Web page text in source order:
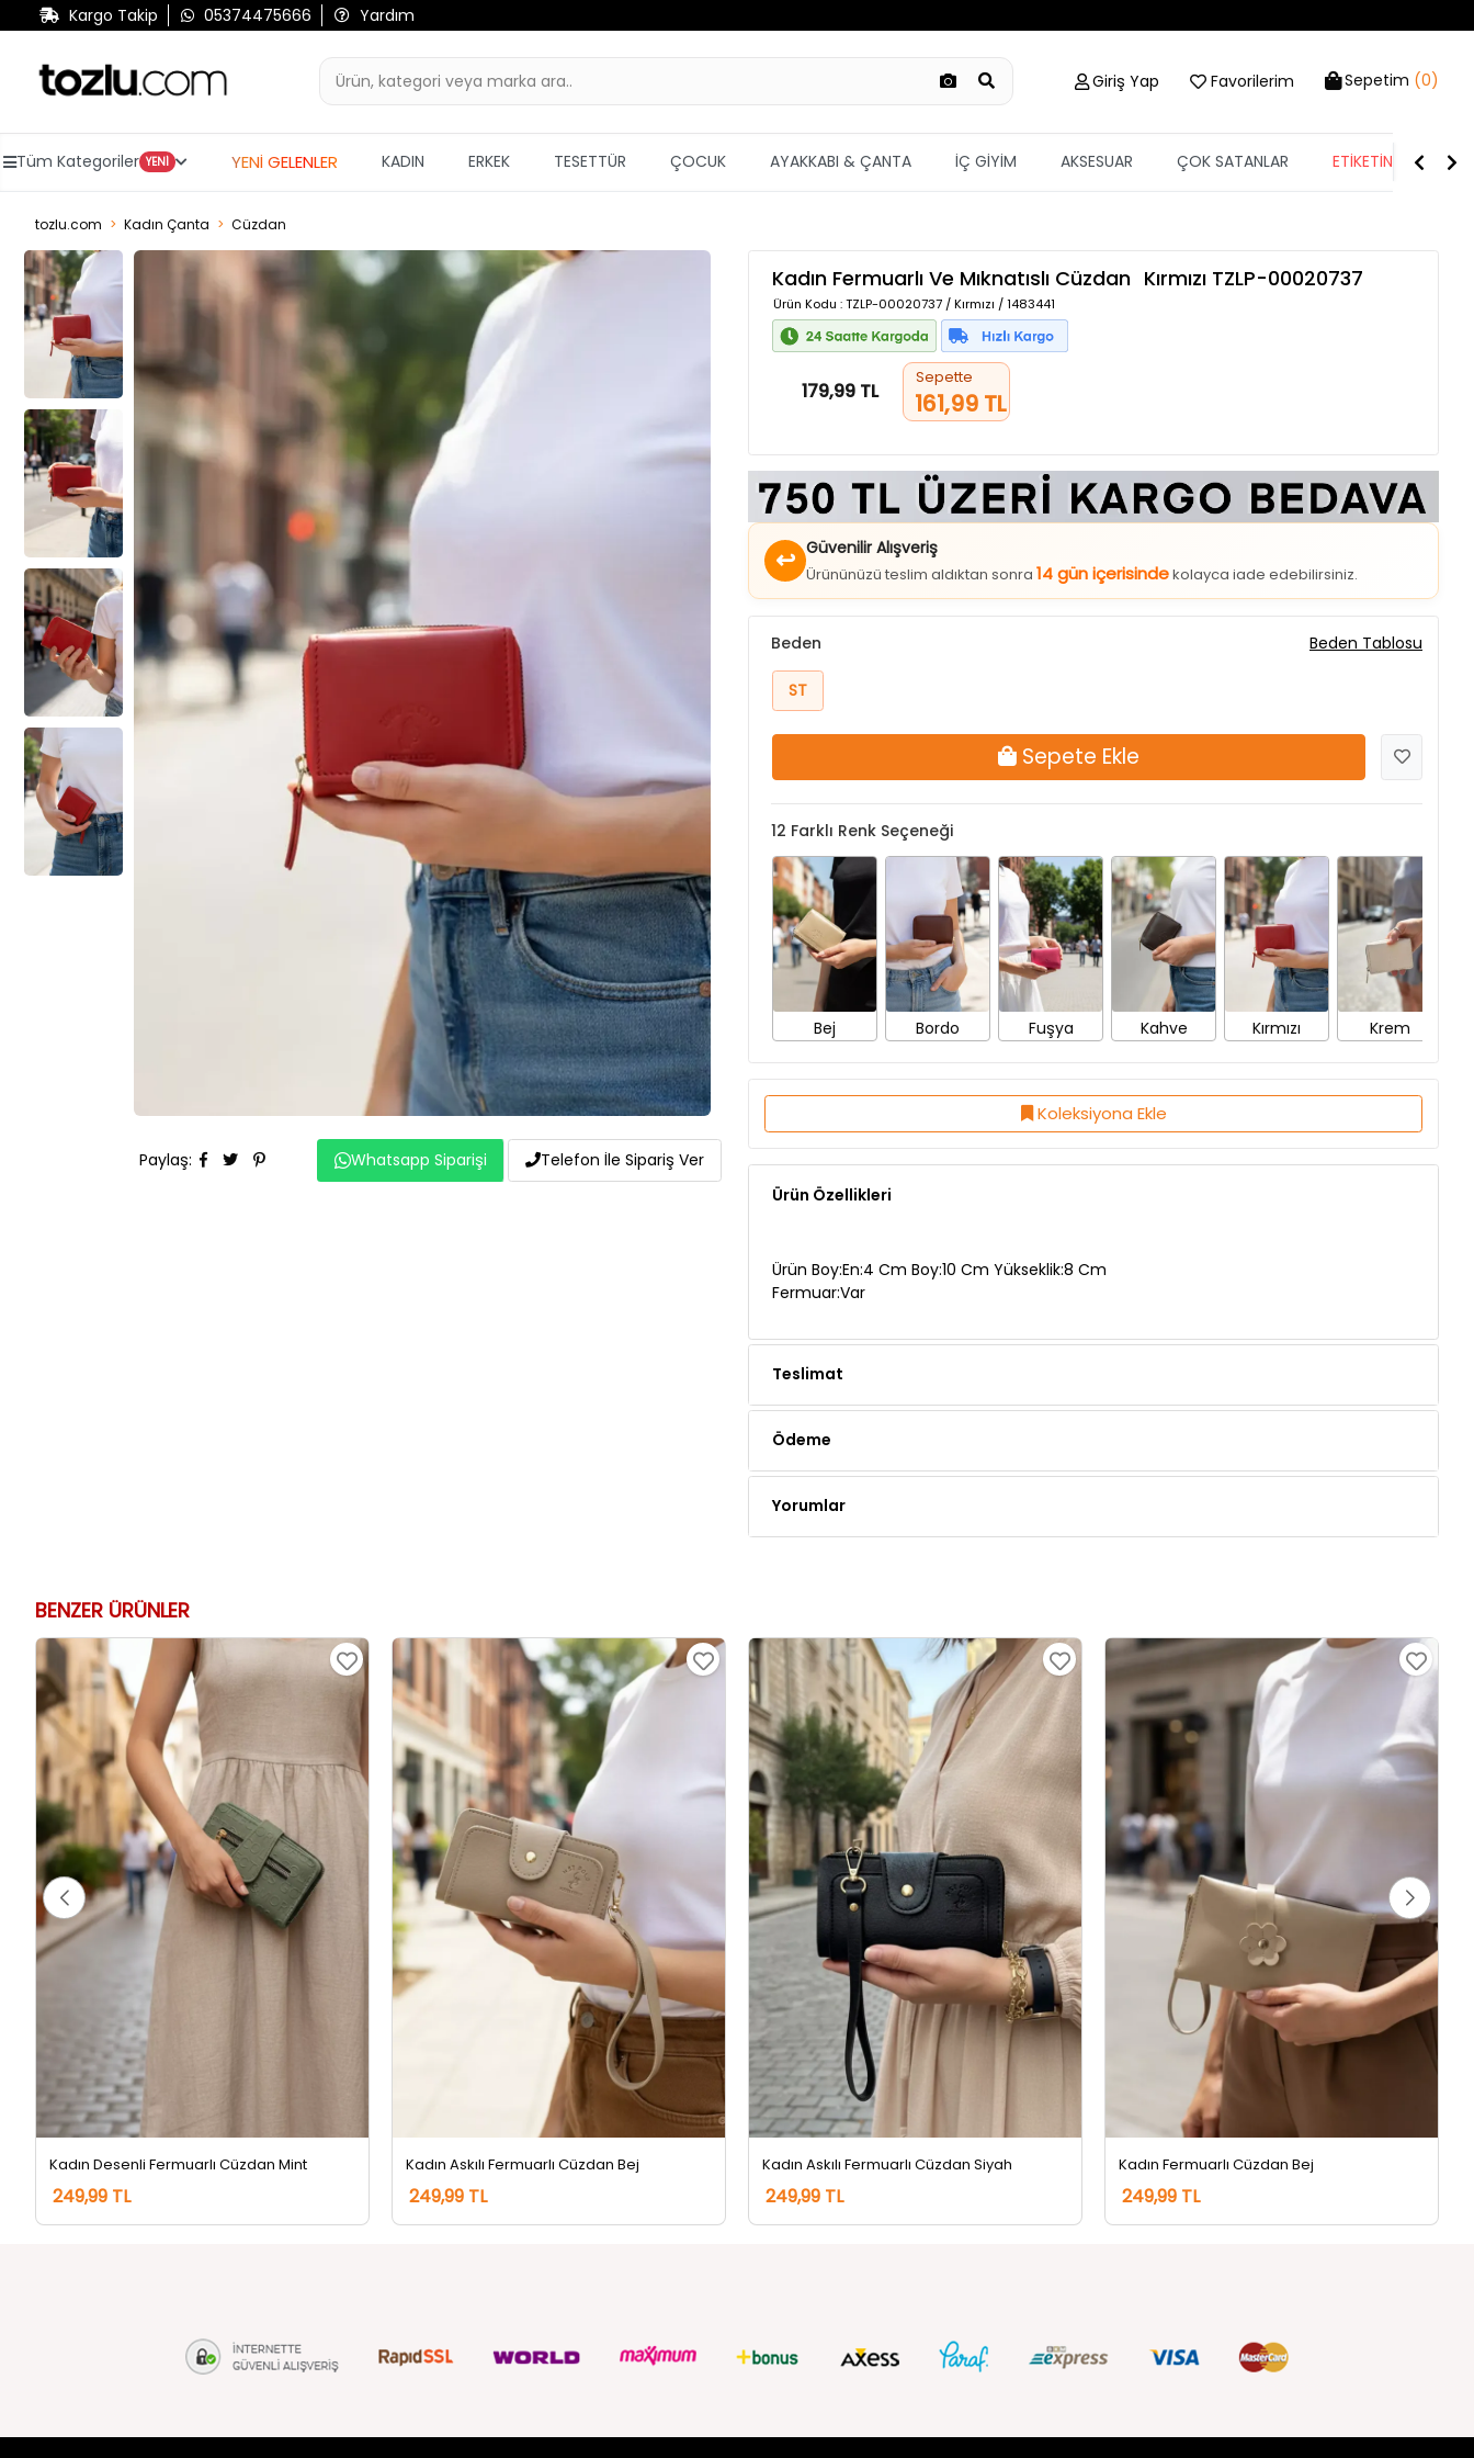
Kargo Takip 05374475666 Yardım
Giriş Yap Favorilerim Sepetim (0)
Tüm Kategoriler YENİ YENİ GELENLER KADIN ERKEK TESETTÜR ÇOCUK AYAKKABI & ÇANTA İÇ GİYİM AKSESUAR ÇOK SATANLAR ETİKETİN YARISI
tozlu.com Kadın Çanta Cüzdan
Paylaş: Whatsapp Siparişi Telefon İle Sipariş Ver
Kadın Fermuarlı Ve Mıknatıslı Cüzdan Kırmızı TZLP-00020737
Ürün Kodu : TZLP-00020737 / Kırmızı / 1483441
179,99 TL
Sepette
161,99 TL
↩ Güvenilir Alışveriş
Ürününüzü teslim aldıktan sonra14 gün içerisindekolayca iade edebilirsiniz.
ST
12Farklı Renk Seçeneği
Bej Bordo Fuşya Kahve Kırmızı Krem
Koleksiyona Ekle
Ürün Özellikleri
Kadın Desenli Fermuarlı Cüzdan Mint
249,99 TL
Kadın Askılı Fermuarlı Cüzdan Bej
249,99 TL
Kadın Askılı Fermuarlı Cüzdan Siyah
249,99 TL
Kadın Fermuarlı Cüzdan Bej
249,99 TL
tozlu.com MÜŞTERİ HİZMETLERİ SOSYAL